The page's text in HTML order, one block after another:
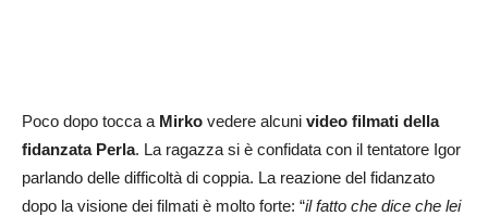
Poco dopo tocca a Mirko vedere alcuni video filmati della
fidanzata Perla. La ragazza si è confidata con il tentatore Igor
parlando delle difficoltà di coppia. La reazione del fidanzato
dopo la visione dei filmati è molto forte: “il fatto che dice che lei